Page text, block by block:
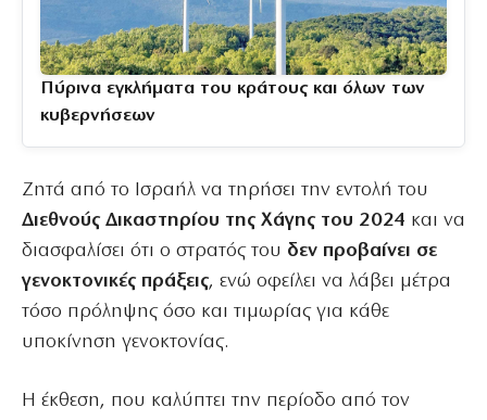
Πύρινα εγκλήματα του κράτους και όλων των
κυβερνήσεων
Ζητά από το Ισραήλ να τηρήσει την εντολή του
Διεθνούς Δικαστηρίου της Χάγης του 2024 και να
διασφαλίσει ότι ο στρατός του δεν προβαίνει σε
γενοκτονικές πράξεις, ενώ οφείλει να λάβει μέτρα
τόσο πρόληψης όσο και τιμωρίας για κάθε
υποκίνηση γενοκτονίας.
Η έκθεση, που καλύπτει την περίοδο από τον